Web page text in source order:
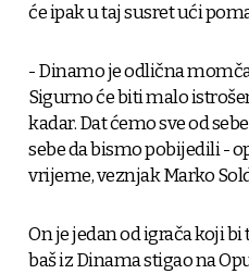
će ipak u taj susret ući
- Dinamo je odlična
Sigurno će biti malo
kadar. Dat ćemo sve od
sebe da bismo pobijedili -
vrijeme, veznjak Marko
On je jedan od igrača koji
baš iz Dinama stigao na